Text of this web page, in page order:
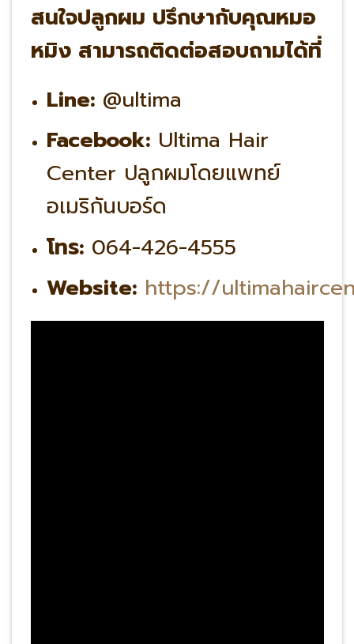
สนใจปลูกผม ปรึกษากับคุณหมอ
หมิง สามารถติดต่อสอบถามได้ที่
Line:@ultima
Facebook:Ultima Hair
Center ปลูกผมโดยแพทย์
อเมริกันบอร์ด
โทร:064-426-4555
Website: https://